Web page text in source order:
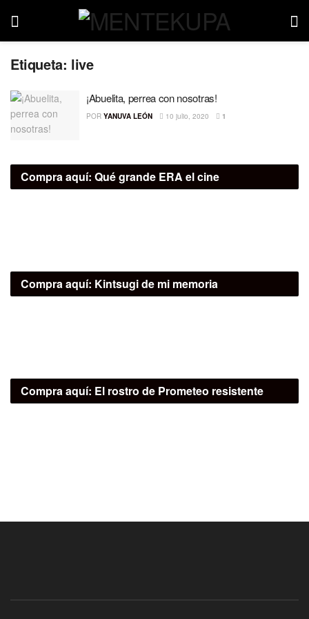
Etiqueta: live
¡Abuelita, perrea con nosotras!
POR YANUVA LEÓN 10 julio, 2020 1
Compra aquí: Qué grande ERA el cine
Compra aquí: Kintsugi de mi memoria
Compra aquí: El rostro de Prometeo resistente